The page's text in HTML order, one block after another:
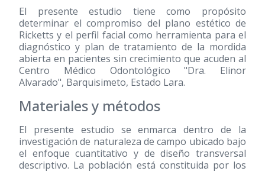
El presente estudio tiene como propósito
determinar el compromiso del plano estético de
Ricketts y el perfil facial como herramienta para el
diagnóstico y plan de tratamiento de la mordida
abierta en pacientes sin crecimiento que acuden al
Centro Médico Odontológico "Dra. Elinor
Alvarado", Barquisimeto, Estado Lara.
Materiales y métodos
El presente estudio se enmarca dentro de la
investigación de naturaleza de campo ubicado bajo
el enfoque cuantitativo y de diseño transversal
descriptivo. La población está constituida por los